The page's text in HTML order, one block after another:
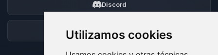
Utilizamos cookies
Discord
Foro